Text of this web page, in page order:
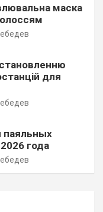
маска
для
паяльных
года